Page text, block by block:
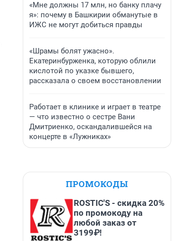
«Мне должны 17 млн, но банку плачу
я»: почему в Башкирии обманутые в
ИЖС не могут добиться правды
«Шрамы болят ужасно».
Екатеринбурженка, которую облили
кислотой по указке бывшего,
рассказала о своем восстановлении
Работает в клинике и играет в театре
— что известно о сестре Вани
Дмитриенко, оскандалившейся на
концерте в «Лужниках»
ПРОМОКОДЫ
ROSTIC'S - скидка 20%
по промокоду на
любой заказ от
3199₽!